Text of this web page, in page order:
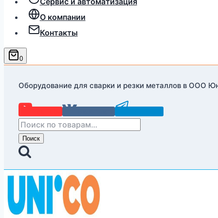
О компании
Контакты
0
Оборудование для сварки и резки металлов в ООО
Искать:
Поиск